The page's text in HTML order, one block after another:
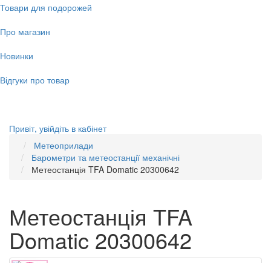
Товари для подорожей
Про магазин
Новинки
Відгуки про товар
Привіт, увійдіть в кабінет
Метеоприлади
Барометри та метеостанції механічні
Метеостанція TFA Domatic 20300642
Метеостанція TFA
Domatic 20300642